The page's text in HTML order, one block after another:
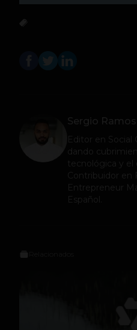
Sergio Ramos
Editor en Social
dando
tecnológica y el
Contribuidor en
Entrepreneur
Español.